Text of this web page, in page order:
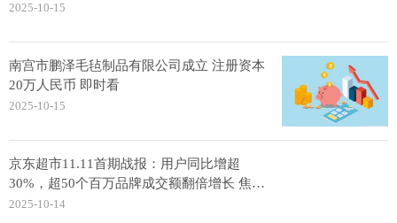
2025-10-15
南宫市鹏泽毛毡制品有限公司成立 注册资本
20万人民币 即时看
2025-10-15
京东超市11.11首期战报：用户同比增超
30%，超50个百万品牌成交额翻倍增长 焦点
消息
2025-10-14